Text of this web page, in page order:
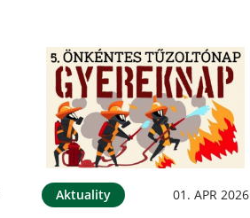
Aktuality 01. APR 2026